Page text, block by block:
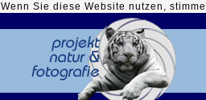
Wenn Sie diese Website nutzen,